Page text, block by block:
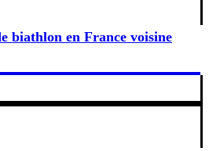
biathlon en France voisine